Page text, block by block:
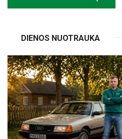
DIENOS NUOTRAUKA